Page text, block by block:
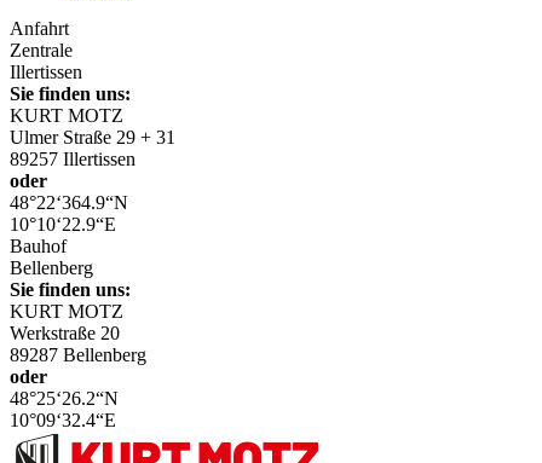
Anfahrt
Zentrale
Illertissen
Sie finden uns:
KURT MOTZ
Ulmer Straße 29 + 31
89257 Illertissen
oder
48°22‘364.9“N
10°10‘22.9“E
Bauhof
Bellenberg
Sie finden uns:
KURT MOTZ
Werkstraße 20
89287 Bellenberg
oder
48°25‘26.2“N
10°09‘32.4“E